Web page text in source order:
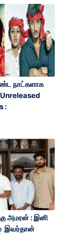
நாட்களாக
Unreleased
:
அமரன் : இனி
இவர்தான்